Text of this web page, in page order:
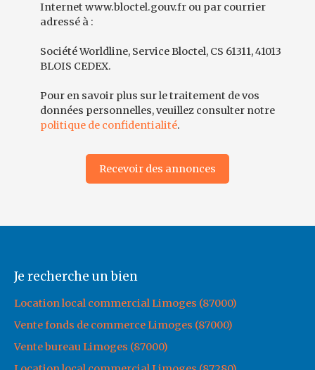
Internet www.bloctel.gouv.fr ou par courrier
adressé à :
Société Worldline, Service Bloctel, CS 61311, 41013
BLOIS CEDEX.
Pour en savoir plus sur le traitement de vos
données personnelles, veuillez consulter notre
politique de confidentialité.
Recevoir des annonces
Je recherche un bien
Location local commercial Limoges (87000)
Vente fonds de commerce Limoges (87000)
Vente bureau Limoges (87000)